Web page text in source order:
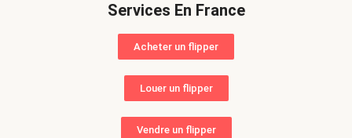
Services En France
Acheter un flipper
Louer un flipper
Vendre un flipper